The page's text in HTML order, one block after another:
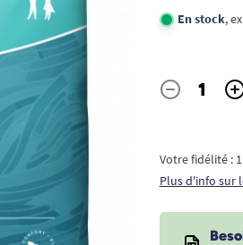
En stock,
Quantité
- +
Votre fidélité :
Plus d'info sur